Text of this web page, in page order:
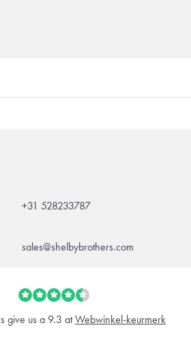
+31 528233787
sales@shelbybrothers.com
give us a 9.3 atWebwinkel-keurmerk